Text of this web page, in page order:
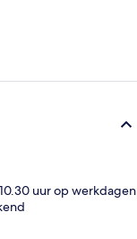
uur op werkdagen